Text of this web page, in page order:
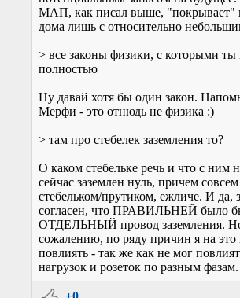
МАП, как писал выше, "покрывает"
дома лишь с относительно
> все законы физики, с которыми ты
полностью
Ну давай хотя бы один закон.
Мерфи - это отнюдь не физика :)
> там про стебелек заземления то?
О каком стебельке речь и что с ним
сейчас заземлен нуль, причем
стебельком/прутиком, ежличе. И
согласен, что ПРАВИЛЬНЕЙ было
ОТДЕЛЬНЫЙ провод заземления.
сожалению, по ряду причин я на это
повлиять - так же как не мог
нагрузок и розеток по разным фазам.